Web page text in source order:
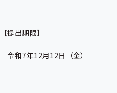
【提出期限】
令和7年12月12日（金）